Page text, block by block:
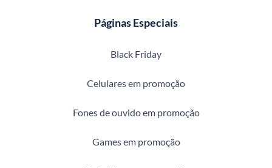
Páginas Especiais
Black Friday
Celulares em promoção
Fones de ouvido em promoção
Games em promoção